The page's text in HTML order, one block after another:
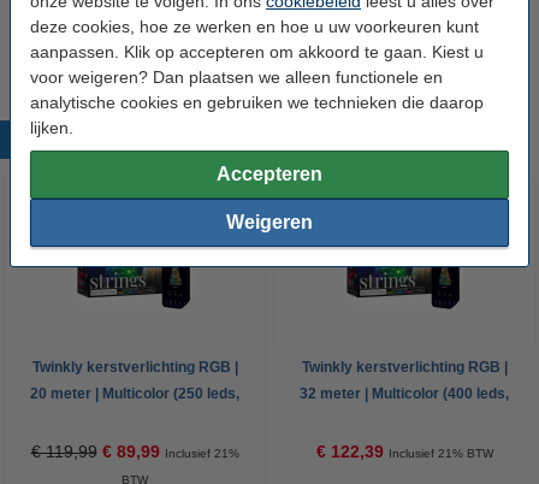
deze cookies, hoe ze werken en hoe u uw voorkeuren kunt
aanpassen. Klik op accepteren om akkoord te gaan. Kiest u
voor weigeren? Dan plaatsen we alleen functionele en
analytische cookies en gebruiken we technieken die daarop
lijken.
Accepteren
Weigeren
Oud voor nieuw: uw oude apparaat
Twinkly kerstverlichting RGB |
20 meter | Multicolor (250 leds,
€ 119,99 € 89,99 Inclusief 21%
BTW
Twinkly kerstverlichting RGB |
32 meter | Multicolor (400 leds,
€ 122,39 Inclusief 21% BTW